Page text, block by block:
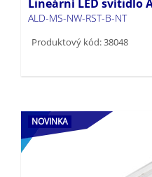
Lineární LED svítidlo
ALD-MS-NW-RST-B-NT
Produktový kód: 38048
NOVINKA